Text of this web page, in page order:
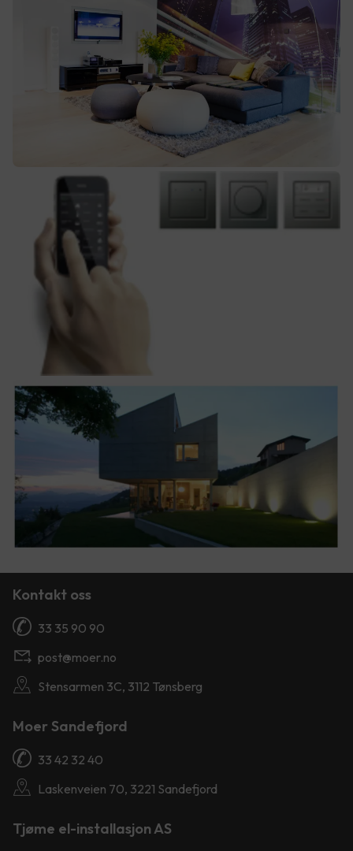
Kontakt oss
33 35 90 90
post@moer.no
Stensarmen 3C, 3112 Tønsberg
Moer Sandefjord
33 42 32 40
Laskenveien 70, 3221 Sandefjord
Tjøme el-installasjon AS